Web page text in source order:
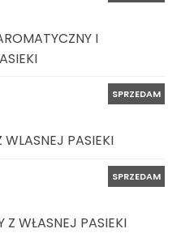
I
SPRZEDAM
PASIEKI
SPRZEDAM
Z WŁASNEJ PASIEKI